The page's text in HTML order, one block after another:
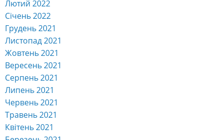
Лютий 2022
Січень 2022
Грудень 2021
Листопад 2021
Жовтень 2021
Вересень 2021
Серпень 2021
Липень 2021
Червень 2021
Травень 2021
Квітень 2021